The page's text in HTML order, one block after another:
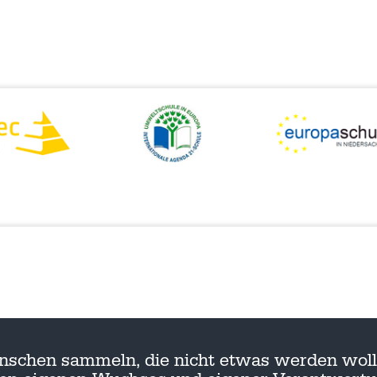
sammeln, die nicht etwas werden